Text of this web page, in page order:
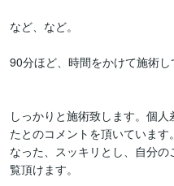
など、など。
90分ほど、時間をかけて施術し
しっかりと施術致します。個
たとのコメントを頂いていま
なった、スッキリとし、自分
覧頂けます。